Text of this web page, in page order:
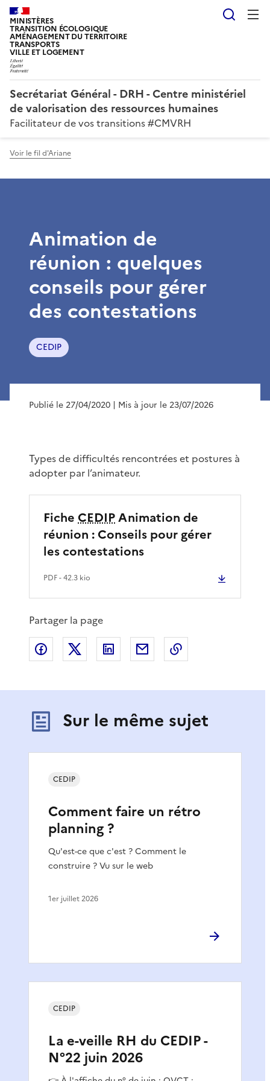
MINISTÈRES
TRANSITION ÉCOLOGIQUE
AMÉNAGEMENT DU TERRITOIRE
TRANSPORTS
VILLE ET LOGEMENT
Secrétariat Général - DRH - Centre ministériel
de valorisation des ressources humaines
Facilitateur de vos transitions #CMVRH
Voir le fil d'Ariane
Animation de
réunion : quelques
conseils pour gérer
des contestations
CEDIP
Publié le 27/04/2020 | Mis à jour le 23/07/2026
Types de difficultés rencontrées et postures à
adopter par l’animateur.
Fiche CEDIPAnimation de
réunion : Conseils pour gérer
les contestations
PDF- 42.3 kio
Partager la page
Partager sur Facebook
Partager sur XPartager sur LinkedIn
Partager par email
Sur le même sujet
Comment faire un rétro
planning ?
Qu'est-ce que c'est ? Comment le
construire ? Vu sur le web
CEDIP
1er juillet 2026
La e-veille RH du CEDIP -
N°22 juin 2026
CEDIP